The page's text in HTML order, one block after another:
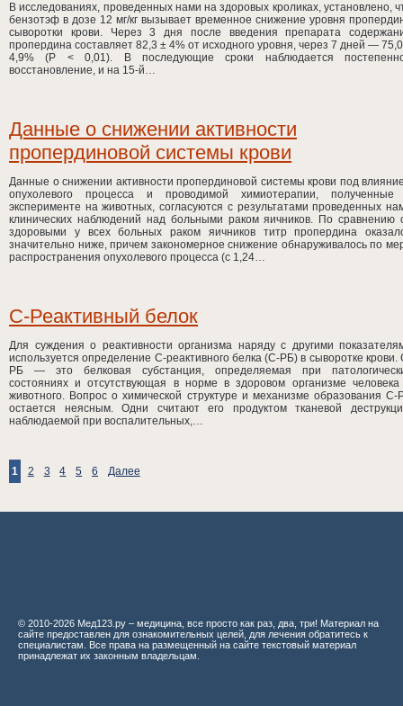
В исследованиях, проведенных нами на здоровых кроликах, установлено,
бензотэф в дозе 12 мг/кг вызывает временное снижение уровня
сыворотки крови. Через 3 дня после введения препарата
пропердина составляет 82,3 ± 4% от исходного уровня, через 7 дней —
4,9% (Р < 0,01). В последующие сроки наблюдается
восстановление, и на 15-й…
Данные о снижении активности
пропердиновой системы крови
Данные о снижении активности пропердиновой системы крови под
опухолевого процесса и проводимой химиотерапии,
эксперименте на животных, согласуются с результатами проведенных
клинических наблюдений над больными раком яичников. По сравнению
здоровыми у всех больных раком яичников титр пропердина
значительно ниже, причем закономерное снижение обнаруживалось по
распространения опухолевого процесса (с 1,24…
С-Реактивный белок
Для суждения о реактивности организма наряду с другими
используется определение С-реактивного белка (С-РБ) в сыворотке крови.
РБ — это белковая субстанция, определяемая при
состояниях и отсутствующая в норме в здоровом организме
животного. Вопрос о химической структуре и механизме образования С-
остается неясным. Одни считают его продуктом тканевой
наблюдаемой при воспалительных,…
1 2 3 4 5 6 Далее
© 2010-2026 Мед123.ру – медицина, все просто как раз, два, три! Материал на
сайте предоставлен для ознакомительных целей, для лечения обратитесь к
специалистам. Все права на размещенный на сайте текстовый материал
принадлежат их законным владельцам.